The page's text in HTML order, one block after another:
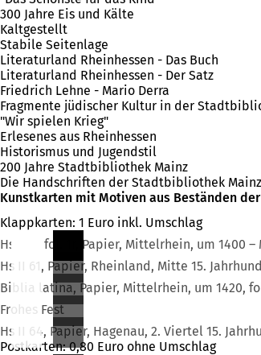
300 Jahre Eis und Kälte
Kaltgestellt
Stabile Seitenlage
Literaturland Rheinhessen - Das Buch
Literaturland Rheinhessen - Der Satz
Friedrich Lehne - Mario Derra
Fragmente jüdischer Kultur in der
"Wir spielen Krieg"
Erlesenes aus Rheinhessen
Historismus und Jugendstil
200 Jahre Stadtbibliothek Mainz
Die Handschriften der Stadtbibliothek Mainz
Kunstkarten mit Motiven aus Beständen
Klappkarten: 1 Euro inkl. Umschlag
Hs I 93, fol. 1r, Papier, Mittelrhein, um 1400
Hs II 61, Papier, Rheinland, Mitte 15.
Biblia latina, Papier, Mittelrhein, um 1420,
Frohes Fest
Hs II 64, Papier, Hagenau, 2. Viertel 15.
Postkarten: 0,80 Euro ohne Umschlag